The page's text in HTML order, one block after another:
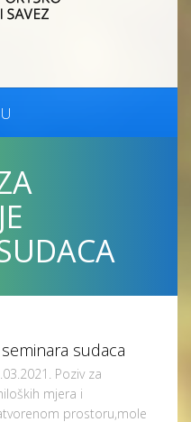
sudaca
Poziv za
mjera i
prostoru,mole